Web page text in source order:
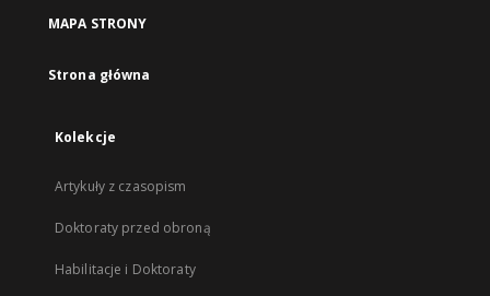
MAPA STRONY
Strona główna
Kolekcje
Artykuły z czasopism
Doktoraty przed obroną
Habilitacje i Doktoraty